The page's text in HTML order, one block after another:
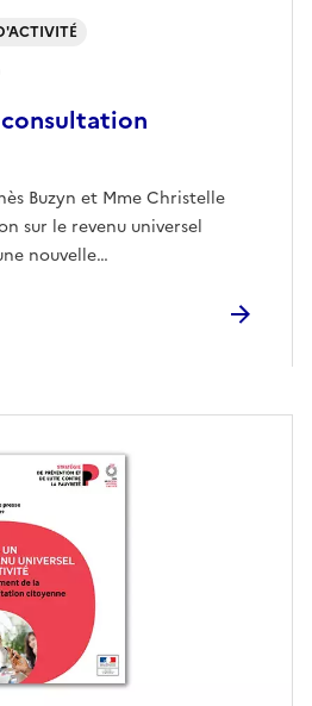
Buzyn et Mme Christelle
sur le revenu universel
nouvelle…